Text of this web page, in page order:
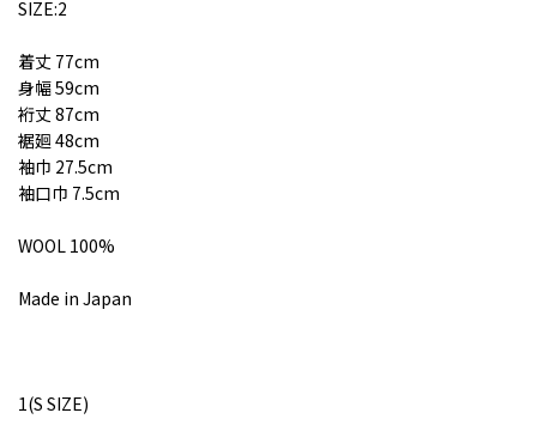
SIZE:2
着丈 77cm
身幅 59cm
裄丈 87cm
裾廻 48cm
袖巾 27.5cm
袖口巾 7.5cm
WOOL 100%
Made in Japan
1(S SIZE)